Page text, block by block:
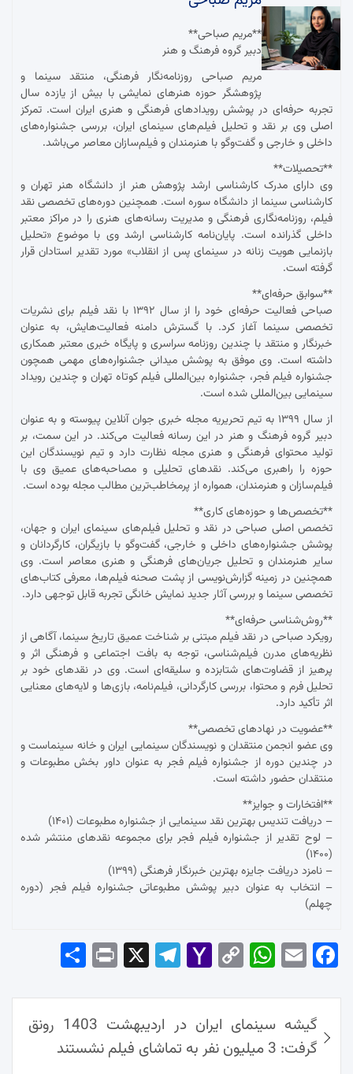
**مریم صباحی**
دبیر گروه فرهنگ و هنر
مریم صباحی روزنامه‌نگار فرهنگی، منتقد سینما و
پژوهشگر حوزه هنرهای نمایشی با بیش از یازده سال
تجربه حرفه‌ای در پوشش رویدادهای فرهنگی و هنری ایران است. تمرکز
اصلی وی بر نقد و تحلیل فیلم‌های سینمای ایران، بررسی جشنواره‌های
داخلی و خارجی و گفت‌وگو با هنرمندان و فیلم‌سازان معاصر می‌باشد.
**تحصیلات**
وی دارای مدرک کارشناسی ارشد پژوهش هنر از دانشگاه هنر تهران و
کارشناسی سینما از دانشگاه سوره است. همچنین دوره‌های تخصصی نقد
فیلم، روزنامه‌نگاری فرهنگی و مدیریت رسانه‌های هنری را در مراکز معتبر
داخلی گذرانده است. پایان‌نامه کارشناسی ارشد وی با موضوع «تحلیل
بازنمایی هویت زنانه در سینمای پس از انقلاب» مورد تقدیر استادان قرار
گرفته است.
**سوابق حرفه‌ای**
صباحی فعالیت حرفه‌ای خود را از سال ۱۳۹۲ با نقد فیلم برای نشریات
تخصصی سینما آغاز کرد. با گسترش دامنه فعالیت‌هایش، به عنوان
خبرنگار و منتقد با چندین روزنامه سراسری و پایگاه خبری معتبر همکاری
داشته است. وی موفق به پوشش میدانی جشنواره‌های مهمی همچون
جشنواره فیلم فجر، جشنواره بین‌المللی فیلم کوتاه تهران و چندین رویداد
سینمایی بین‌المللی شده است.
از سال ۱۳۹۹ به تیم تحریریه مجله خبری جوان آنلاین پیوسته و به عنوان
دبیر گروه فرهنگ و هنر در این رسانه فعالیت می‌کند. در این سمت، بر
تولید محتوای فرهنگی و هنری مجله نظارت دارد و تیم نویسندگان این
حوزه را راهبری می‌کند. نقدهای تحلیلی و مصاحبه‌های عمیق وی با
فیلم‌سازان و هنرمندان، همواره از پرمخاطب‌ترین مطالب مجله بوده است.
**تخصص‌ها و حوزه‌های کاری**
تخصص اصلی صباحی در نقد و تحلیل فیلم‌های سینمای ایران و جهان،
پوشش جشنواره‌های داخلی و خارجی، گفت‌وگو با بازیگران، کارگردانان و
سایر هنرمندان و تحلیل جریان‌های فرهنگی و هنری معاصر است. وی
همچنین در زمینه گزارش‌نویسی از پشت صحنه فیلم‌ها، معرفی کتاب‌های
تخصصی سینما و بررسی آثار جدید نمایش خانگی تجربه قابل توجهی دارد.
**روش‌شناسی حرفه‌ای**
رویکرد صباحی در نقد فیلم مبتنی بر شناخت عمیق تاریخ سینما، آگاهی از
نظریه‌های مدرن فیلم‌شناسی، توجه به بافت اجتماعی و فرهنگی اثر و
پرهیز از قضاوت‌های شتابزده و سلیقه‌ای است. وی در نقدهای خود بر
تحلیل فرم و محتوا، بررسی کارگردانی، فیلم‌نامه، بازی‌ها و لایه‌های معنایی
اثر تأکید دارد.
**عضویت در نهادهای تخصصی**
وی عضو انجمن منتقدان و نویسندگان سینمایی ایران و خانه سینماست و
در چندین دوره از جشنواره فیلم فجر به عنوان داور بخش مطبوعات و
منتقدان حضور داشته است.
**افتخارات و جوایز**
– دریافت تندیس بهترین نقد سینمایی از جشنواره مطبوعات (۱۴۰۱)
– لوح تقدیر از جشنواره فیلم فجر برای مجموعه نقدهای منتشر شده
(۱۴۰۰)
– نامزد دریافت جایزه بهترین خبرنگار فرهنگی (۱۳۹۹)
– انتخاب به عنوان دبیر پوشش مطبوعاتی جشنواره فیلم فجر (دوره
چهلم)
Fac
ok
Em
Wh
Ap
p
Co
Lin
k
Yah
Mai
l
Tel
am
Pri
راهبری
نوشته‌ها
گیشه سینمای ایران در اردیبهشت 1403 رونق
گرفت: 3 میلیون نفر به تماشای فیلم نشستند